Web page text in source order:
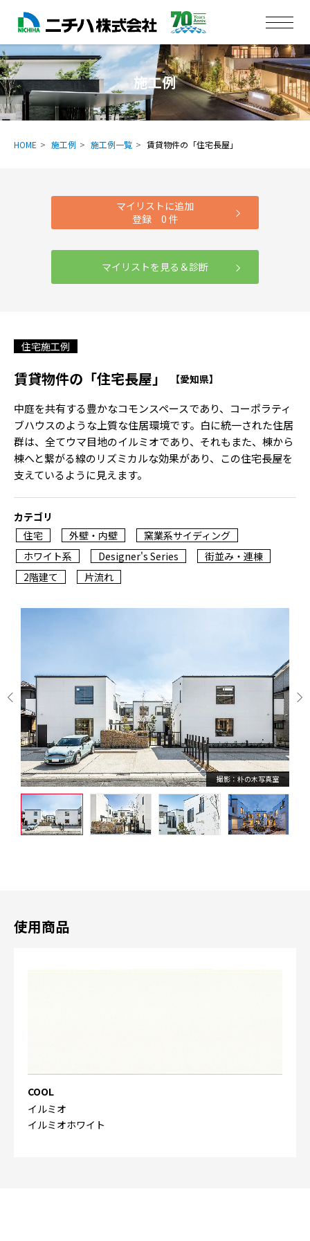
施工例
HOME 施工例 施工例一覧 賃貸物件の「住宅長屋」
マイリストに追加
登録 0 件
マイリストを見る＆診断
住宅施工例
賃貸物件の「住宅長屋」 【愛知県】
中庭を共有する豊かなコモンスペースであり、コーポラティ
ブハウスのような上質な住居環境です。白に統一された住居
群は、全てウマ目地のイルミオであり、それもまた、棟から
棟へと繋がる線のリズミカルな効果があり、この住宅長屋を
支えているように見えます。
カテゴリ
住宅
外壁・内壁
窯業系サイディング
ホワイト系
Designer's Series
街並み・連棟
2階建て
片流れ
撮影：朴の木写真室
使用商品
COOL
イルミオ
イルミオホワイト